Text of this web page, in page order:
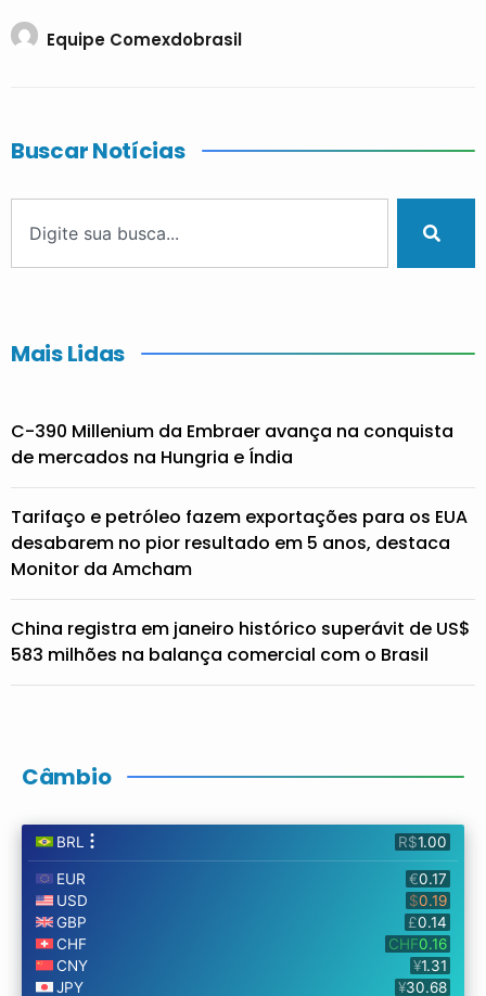
Equipe Comexdobrasil
Buscar Notícias
Mais Lidas
C-390 Millenium da Embraer avança na conquista
de mercados na Hungria e Índia
Tarifaço e petróleo fazem exportações para os EUA
desabarem no pior resultado em 5 anos, destaca
Monitor da Amcham
China registra em janeiro histórico superávit de US$
583 milhões na balança comercial com o Brasil
Câmbio